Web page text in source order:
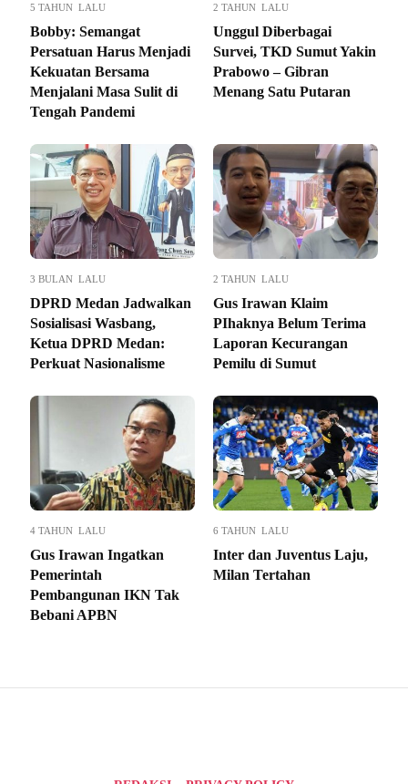
5 TAHUN LALU
Bobby: Semangat
Persatuan Harus Menjadi
Kekuatan Bersama
Menjalani Masa Sulit di
Tengah Pandemi
2 TAHUN LALU
Unggul Diberbagai
Survei, TKD Sumut Yakin
Prabowo – Gibran
Menang Satu Putaran
3 BULAN LALU
DPRD Medan Jadwalkan
Sosialisasi Wasbang,
Ketua DPRD Medan:
Perkuat Nasionalisme
2 TAHUN LALU
Gus Irawan Klaim
PIhaknya Belum Terima
Laporan Kecurangan
Pemilu di Sumut
4 TAHUN LALU
Gus Irawan Ingatkan
Pemerintah
Pembangunan IKN Tak
Bebani APBN
6 TAHUN LALU
Inter dan Juventus Laju,
Milan Tertahan